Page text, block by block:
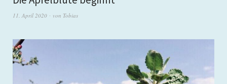
11. April 2020 von Tobias